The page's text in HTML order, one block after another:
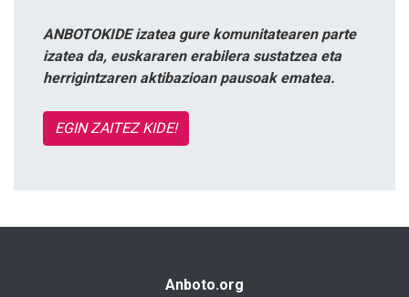
ANBOTOKIDE izatea gure komunitatearen parte
izatea da, euskararen erabilera sustatzea eta
herrigintzaren aktibazioan pausoak ematea.
EGIN ZAITEZ KIDE!
Anboto.org